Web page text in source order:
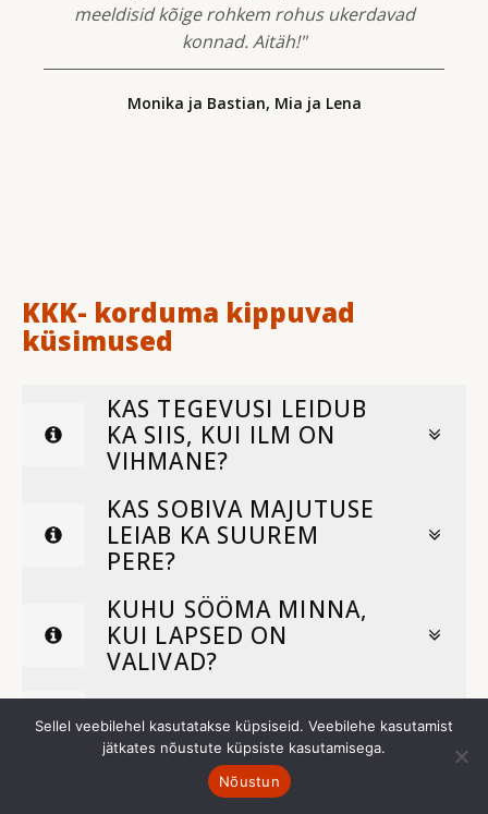
meeldisid kõige rohkem rohus ukerdavad
konnad. Aitäh!"
Monika ja Bastian, Mia ja Lena
KKK- korduma kippuvad
küsimused
KAS TEGEVUSI LEIDUB
KA SIIS, KUI ILM ON
VIHMANE?
KAS SOBIVA MAJUTUSE
LEIAB KA SUUREM
PERE?
KUHU SÖÖMA MINNA,
KUI LAPSED ON
VALIVAD?
VAHETULT SUHELDA?
KAS KANUUGA TOHIB
Sellel veebilehel kasutatakse küpsiseid. Veebilehe kasutamist
jätkates nõustute küpsiste kasutamisega.
Nõustun